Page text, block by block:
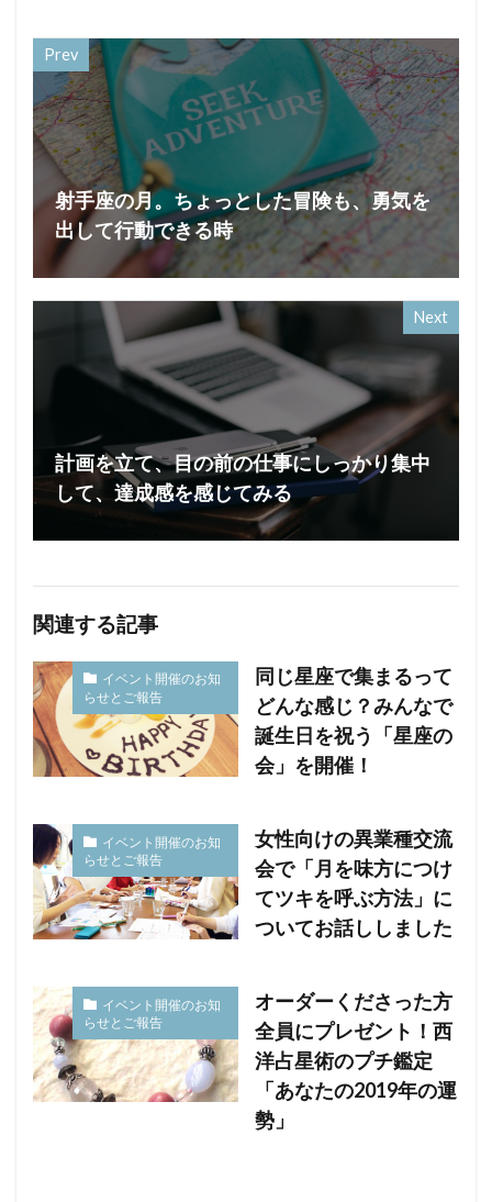
Prev
射手座の月。ちょっとした冒険も、勇気を
出して行動できる時
Next
計画を立て、目の前の仕事にしっかり集中
して、達成感を感じてみる
関連する記事
イベント開催のお知
らせとご報告
同じ星座で集まるって
どんな感じ？みんなで
誕生日を祝う「星座の
会」を開催！
イベント開催のお知
らせとご報告
女性向けの異業種交流
会で「月を味方につけ
てツキを呼ぶ方法」に
ついてお話ししました
イベント開催のお知
らせとご報告
オーダーくださった方
全員にプレゼント！西
洋占星術のプチ鑑定
「あなたの2019年の運
勢」